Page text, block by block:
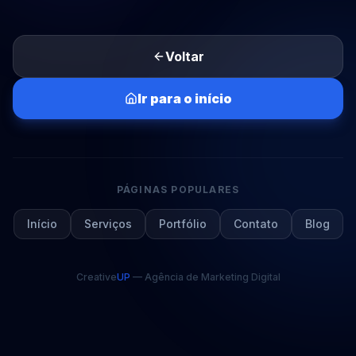
Voltar
Ir para o início
PÁGINAS POPULARES
Início Serviços Portfólio Contato Blog
CreativeUP — Agência de Marketing Digital